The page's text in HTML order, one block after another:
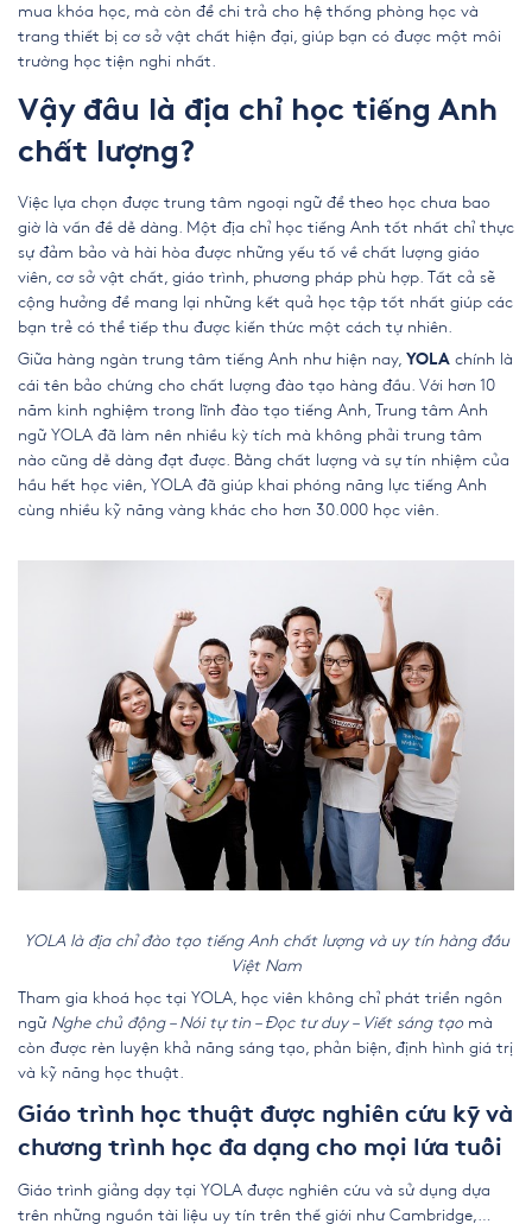
mua khóa học, mà còn để chi trả cho hệ thống phòng học và
trang thiết bị cơ sở vật chất hiện đại, giúp bạn có được một môi
trường học tiện nghi nhất.
Vậy đâu là địa chỉ học tiếng Anh
chất lượng?
Việc lựa chọn được trung tâm ngoại ngữ để theo học chưa bao
giờ là vấn đề dễ dàng. Một địa chỉ học tiếng Anh tốt nhất chỉ thực
sự đảm bảo và hài hòa được những yếu tố về chất lượng giáo
viên, cơ sở vật chất, giáo trình, phương pháp phù hợp. Tất cả sẽ
cộng hưởng để mang lại những kết quả học tập tốt nhất giúp các
bạn trẻ có thể tiếp thu được kiến thức một cách tự nhiên.
Giữa hàng ngàn trung tâm tiếng Anh như hiện nay, YOLA chính là
cái tên bảo chứng cho chất lượng đào tạo hàng đầu. Với hơn 10
năm kinh nghiệm trong lĩnh đào tạo tiếng Anh, Trung tâm Anh
ngữ YOLA đã làm nên nhiều kỳ tích mà không phải trung tâm
nào cũng dễ dàng đạt được. Bằng chất lượng và sự tín nhiệm của
hầu hết học viên, YOLA đã giúp khai phóng năng lực tiếng Anh
cùng nhiều kỹ năng vàng khác cho hơn 30.000 học viên.
YOLA là địa chỉ đào tạo tiếng Anh chất lượng và uy tín hàng đầu
Việt Nam
Tham gia khoá học tại YOLA, học viên không chỉ phát triển ngôn
ngữ Nghe chủ động – Nói tự tin – Đọc tư duy – Viết sáng tạo mà
còn được rèn luyện khả năng sáng tạo, phản biện, định hình giá trị
và kỹ năng học thuật.
Giáo trình học thuật được nghiên cứu kỹ và
chương trình học đa dạng cho mọi lứa tuổi
Giáo trình giảng dạy tại YOLA được nghiên cứu và sử dụng dựa
trên những nguồn tài liệu uy tín trên thế giới như Cambridge,…